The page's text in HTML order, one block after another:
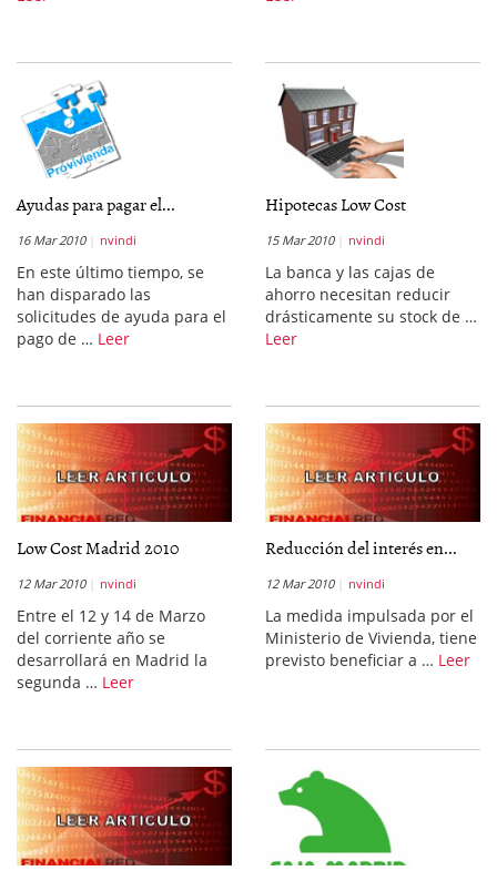
Ayudas para pagar el...
16 Mar 2010 nvindi
En este último tiempo, se
han disparado las
solicitudes de ayuda para el
pago de … Leer
Hipotecas Low Cost
15 Mar 2010 nvindi
La banca y las cajas de
ahorro necesitan reducir
drásticamente su stock de …
Leer
Low Cost Madrid 2010
12 Mar 2010 nvindi
Entre el 12 y 14 de Marzo
del corriente año se
desarrollará en Madrid la
segunda … Leer
Reducción del interés en...
12 Mar 2010 nvindi
La medida impulsada por el
Ministerio de Vivienda, tiene
previsto beneficiar a … Leer